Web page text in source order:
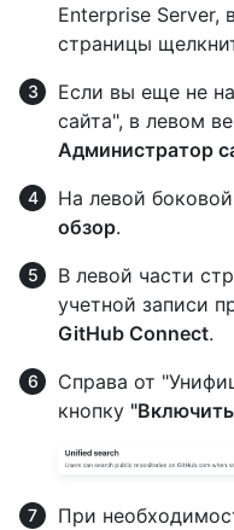
Enterprise Server,
страницы
Если вы еще не
сайта", в левом
Администратор
На левой
обзор.
В левой части
учетной записи
GitHub Connect.
Справа от
кнопку "Включить
При